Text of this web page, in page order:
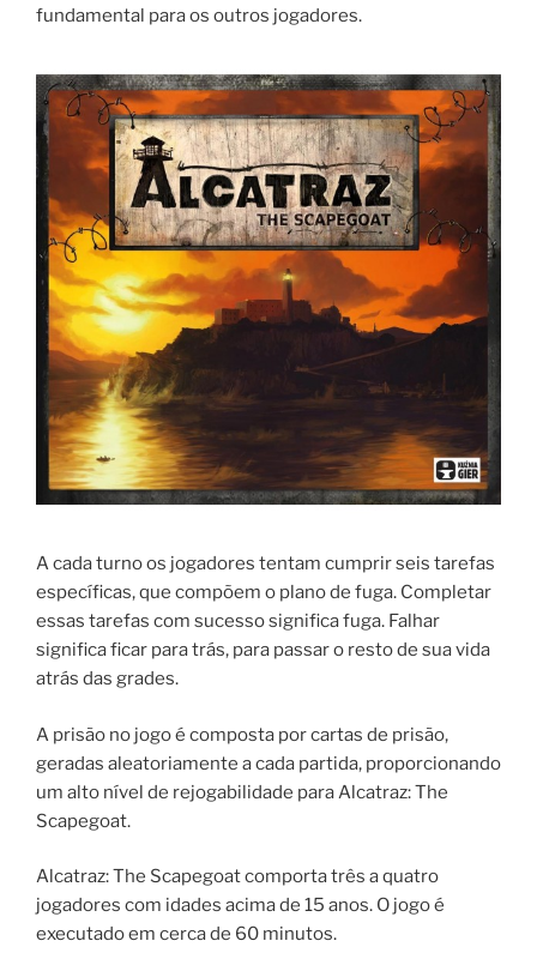
fundamental para os outros jogadores.
A cada turno os jogadores tentam cumprir seis tarefas
específicas, que compõem o plano de fuga. Completar
essas tarefas com sucesso significa fuga. Falhar
significa ficar para trás, para passar o resto de sua vida
atrás das grades.
A prisão no jogo é composta por cartas de prisão,
geradas aleatoriamente a cada partida, proporcionando
um alto nível de rejogabilidade para Alcatraz: The
Scapegoat.
Alcatraz: The Scapegoat comporta três a quatro
jogadores com idades acima de 15 anos. O jogo é
executado em cerca de 60 minutos.